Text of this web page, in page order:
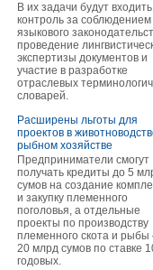
В их задачи будут
контроль за соблюдением
языкового
проведение
экспертизы документов и
участие в разработке
отраслевых
словарей.
Расширены льготы для
проектов в
рыбном хозяйстве
Предприниматели смогут
получать кредиты до 5
сумов на создание
и закупку племенного
поголовья, а отдельные
проекты по производству
племенного скота и рыбы
20 млрд сумов по ставке
годовых.